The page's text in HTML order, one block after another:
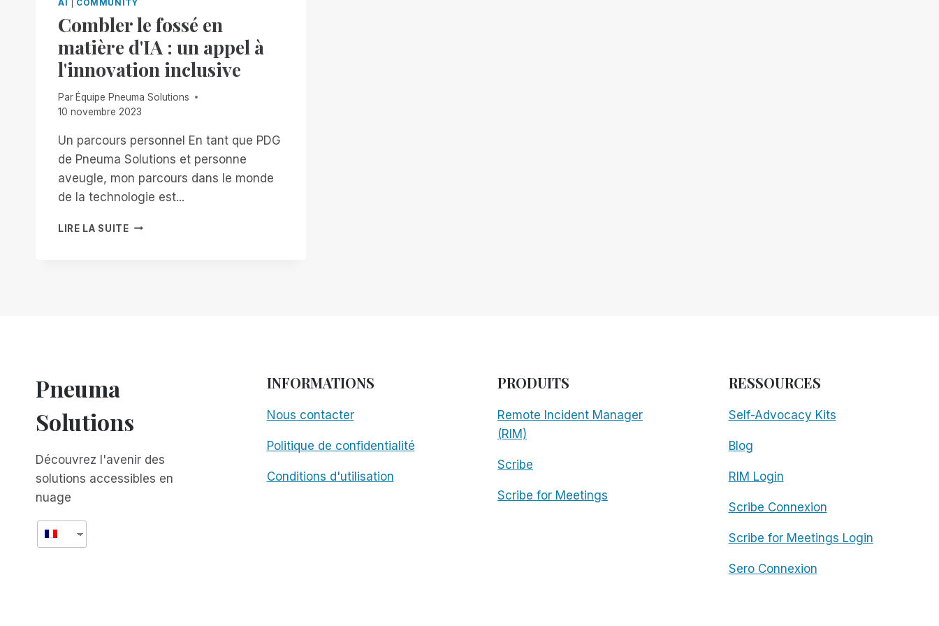
AI COMMUNITY
Combler le fossé en
matière d'IA : un appel à
l'innovation inclusive
ParÉquipe Pneuma Solutions
10 novembre 2023
Un parcours personnel En tant que PDG
de Pneuma Solutions et personne
aveugle, mon parcours dans le monde
de la technologie est...
LIRE LA SUITECOMBLER
Pneuma
Solutions
Découvrez l'avenir des
solutions accessibles en
nuage
INFORMATIONS
Nous contacter
Politique de confidentialité
Conditions d'utilisation
PRODUITS
Remote Incident Manager
(RIM)
Scribe
Scribe for Meetings
RESSOURCES
Self-Advocacy Kits
Blog
RIM Login
Scribe Connexion
Scribe for Meetings Login
Sero Connexion